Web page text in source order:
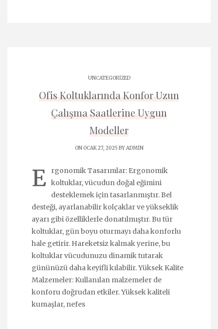
UNCATEGORIZED
Ofis Koltuklarında Konfor Uzun
Çalışma Saatlerine Uygun
Modeller
ON OCAK 27, 2025 BYADMIN
E
rgonomik Tasarımlar: Ergonomik
koltuklar, vücudun doğal eğimini
desteklemek için tasarlanmıştır. Bel
desteği, ayarlanabilir kolçaklar ve yükseklik
ayarı gibi özelliklerle donatılmıştır. Bu tür
koltuklar, gün boyu oturmayı daha konforlu
hale getirir. Hareketsiz kalmak yerine, bu
koltuklar vücudunuzu dinamik tutarak
gününüzü daha keyifli kılabilir. Yüksek Kalite
Malzemeler: Kullanılan malzemeler de
konforu doğrudan etkiler. Yüksek kaliteli
kumaşlar, nefes